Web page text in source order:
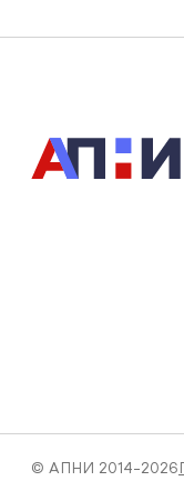
© АПНИ 2014-2026